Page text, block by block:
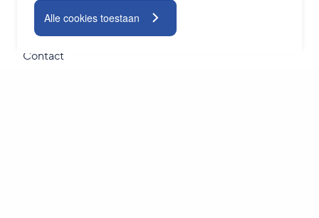
Alle cookies toestaan
24/7 Servicedesk
TeamViewer
Contact